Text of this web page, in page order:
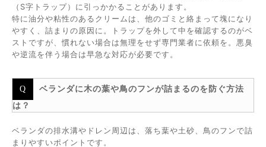
（S字トラップ）に引っかかることがあります。
特に油分や粘性のあるクリームは、他のゴミと絡まって塊になり
やすく、詰まりの原因に。トラップを外して中を確認するのがベ
ストですが、慣れない場合は無理をせず専門業者に依頼を。悪臭
や逆流を伴う場合は早急な対応が必要です。
ベランダに木の葉や鳥のフンが詰まるのを防ぐ方法
は？
ベランダの排水溝やドレン周辺は、落ち葉や土砂、鳥のフンで詰
まりやすいポイントです。